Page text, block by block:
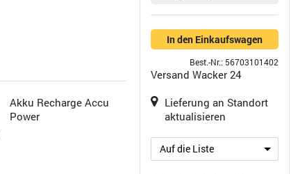
Akku Recharge Accu
Power
In den Einkaufswagen
Best.-Nr.: 56703101402
Versand Wacker 24
Lieferung an Standort
aktualisieren
Auf die Liste